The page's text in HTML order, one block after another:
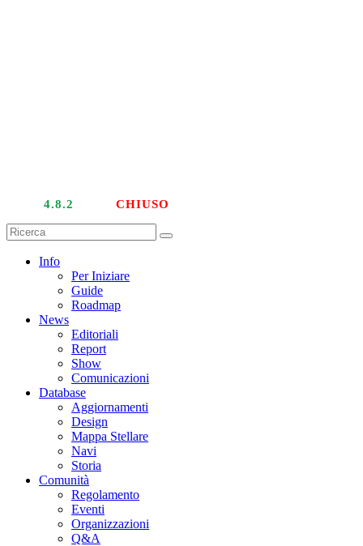
4.8.2 CHIUSO
Info
Per Iniziare
Guide
Roadmap
News
Editoriali
Report
Show
Comunicazioni
Database
Aggiornamenti
Design
Mappa Stellare
Navi
Storia
Comunità
Regolamento
Eventi
Organizzazioni
Q&A